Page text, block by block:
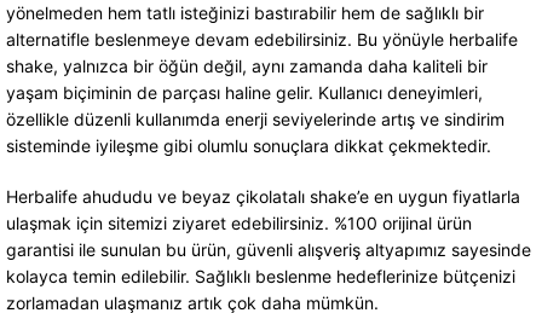
yönelmeden hem tatlı isteğinizi bastırabilir hem de sağlıklı bir
alternatifle beslenmeye devam edebilirsiniz. Bu yönüyle herbalife
shake, yalnızca bir öğün değil, aynı zamanda daha kaliteli bir
yaşam biçiminin de parçası haline gelir. Kullanıcı deneyimleri,
özellikle düzenli kullanımda enerji seviyelerinde artış ve sindirim
sisteminde iyileşme gibi olumlu sonuçlara dikkat çekmektedir.
Herbalife ahududu ve beyaz çikolatalı shake’e en uygun fiyatlarla
ulaşmak için sitemizi ziyaret edebilirsiniz. %100 orijinal ürün
garantisi ile sunulan bu ürün, güvenli alışveriş altyapımız sayesinde
kolayca temin edilebilir. Sağlıklı beslenme hedeflerinize bütçenizi
zorlamadan ulaşmanız artık çok daha mümkün.